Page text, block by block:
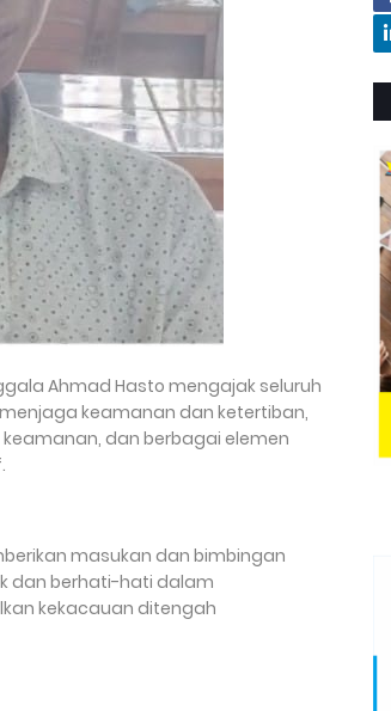
Ahmad Hasto mengajak seluruh
keamanan dan ketertiban,
dan berbagai elemen
masukan dan bimbingan
dan berhati-hati dalam
kekacauan ditengah